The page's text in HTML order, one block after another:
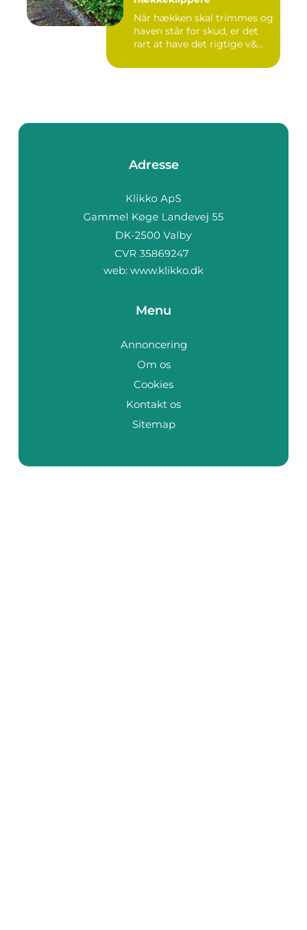
Når hækken skal trimmes og
haven står for skud, er det
rart at have det rigtige v&...
Adresse
web: www.klikko.dk
Menu
Annoncering
Om os
Cookies
Kontakt os
Sitemap